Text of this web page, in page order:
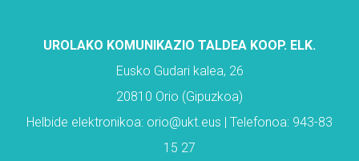
UROLAKO KOMUNIKAZIO TALDEA KOOP. ELK.
Eusko Gudari kalea, 26
20810 Orio (Gipuzkoa)
Helbide elektronikoa: orio@ukt.eus | Telefonoa: 943-83
15 27